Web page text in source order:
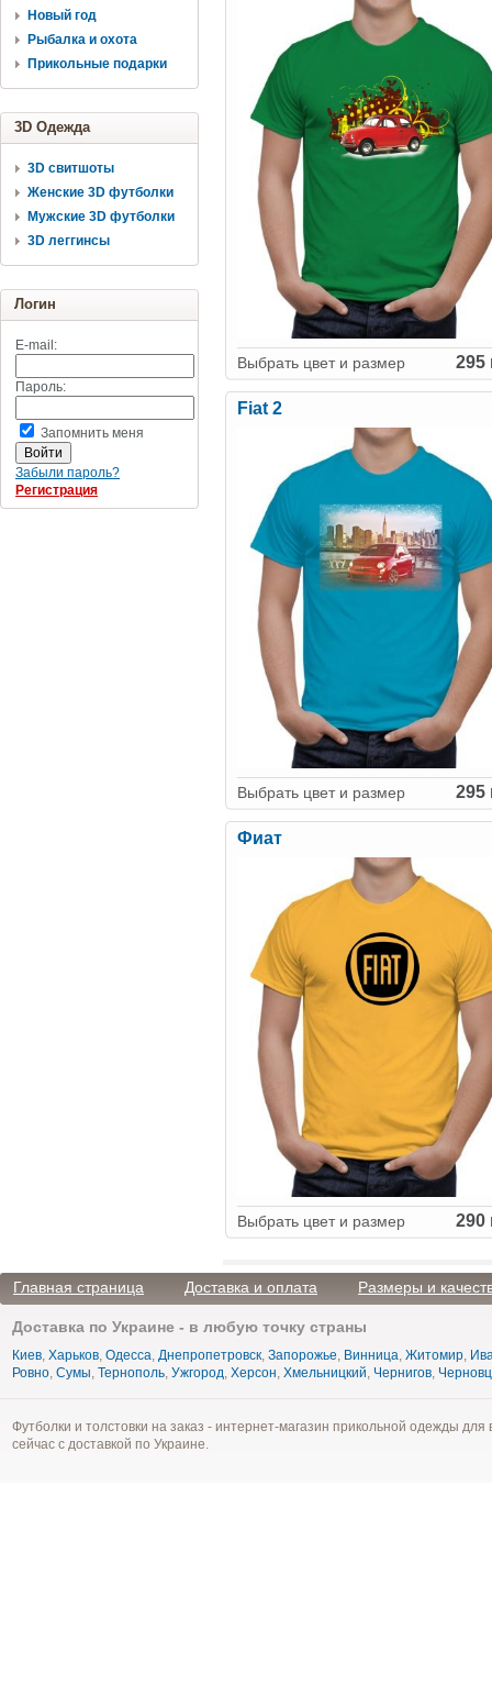
Новый год
Рыбалка и охота
Прикольные подарки
3D Одежда
3D свитшоты
Женские 3D футболки
Мужские 3D футболки
3D леггинсы
Логин
E-mail:
Пароль:
Запомнить меня
Забыли пароль?
Регистрация
Выбрать цвет и размер 295
Fiat 2
Выбрать цвет и размер 295
Фиат
Выбрать цвет и размер 290
Главная страница Доставка и оплата Размеры и
Доставка по Украине - в любую точку страны
Киев, Харьков, Одесса, Днепропетровск, Запорожье, Винница, Житомир,
Ровно, Сумы, Тернополь, Ужгород, Херсон, Хмельницкий, Чернигов,
Футболки и толстовки на заказ - интернет-магазин прикольной одежды
сейчас с доставкой по Украине.